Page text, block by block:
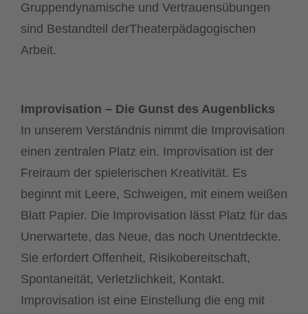
Gruppendynamische und Vertrauensübungen
sind Bestandteil derTheaterpädagogischen
Arbeit.
Improvisation – Die Gunst des Augenblicks
In unserem Verständnis nimmt die Improvisation
einen zentralen Platz ein. Improvisation ist der
Freiraum der spielerischen Kreativität. Es
beginnt mit Leere, Schweigen, mit einem weißen
Blatt Papier. Die Improvisation lässt Platz für das
Unerwartete, das Neue, das noch Unentdeckte.
Sie erfordert Offenheit, Risikobereitschaft,
Spontaneität, Verletzlichkeit, Kontakt.
Improvisation ist eine Einstellung die eng mit